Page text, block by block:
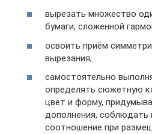
вырезать множество
бумаги, сложенной
освоить приём
вырезания;
самостоятельно
определять сюжетную
цвет и форму,
дополнения, соблюдать
соотношение при